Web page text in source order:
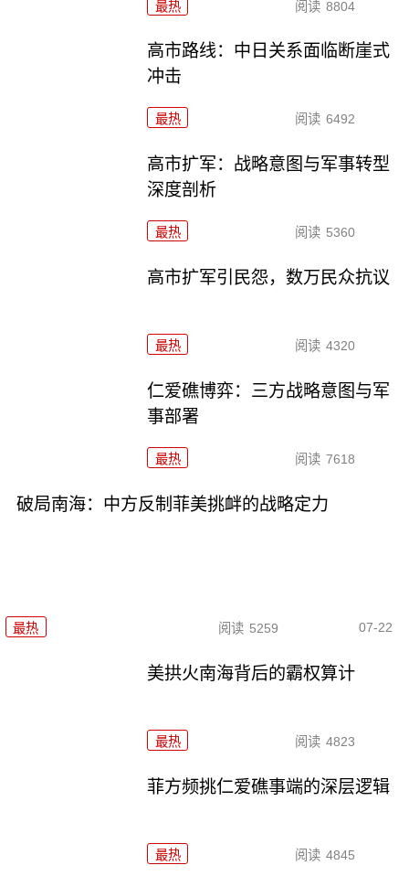
最热 阅读 8804
高市路线：中日关系面临断崖式
冲击
最热 阅读 6492
高市扩军：战略意图与军事转型
深度剖析
最热 阅读 5360
高市扩军引民怨，数万民众抗议
最热 阅读 4320
仁爱礁博弈：三方战略意图与军
事部署
最热 阅读 7618
破局南海：中方反制菲美挑衅的战略定力
最热 阅读 5259 07-22
美拱火南海背后的霸权算计
最热 阅读 4823
菲方频挑仁爱礁事端的深层逻辑
最热 阅读 4845